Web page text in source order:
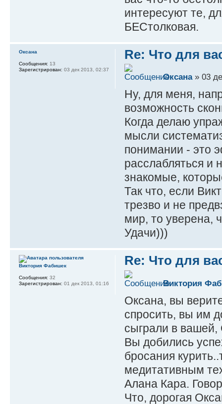
интересуют те,
БЕСтолковая.
Re: Что для
Оксана» 03
Ну, для меня,
возможность
Когда делаю
мысли
понимании - это
расслабляться и
знакомые,
Так что, если
трезво и не
мир, то уверена,
Удачи)))
Оксана
Сообщения: 13
Зарегистрирован: 03 дек 2013, 02:37
Re: Что для
Виктория
Оксана, вы
спросить, вы им
сыграли в вашей,
Вы добились
бросания
медитативным
Алана Кара.
Что, дорогая
Виктория Фабишек
Сообщения: 32
Зарегистрирован: 01 дек 2013, 01:16